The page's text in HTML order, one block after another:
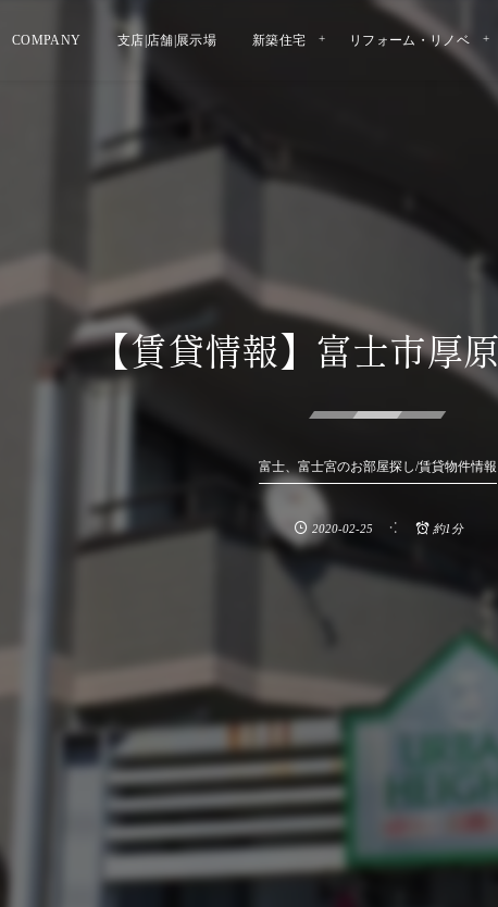
COMPANY 支店|店舗|展示場 新築住宅 リフォーム・リノベ
【賃貸情報】富士市
富士、富士宮のお部屋探し/賃貸物件情報
2020-02-25 約1分